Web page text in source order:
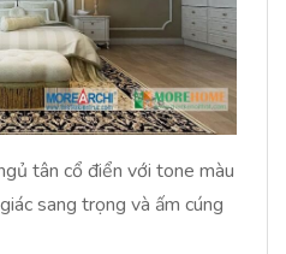
tân cổ điển với tone màu
sang trọng và ấm cúng